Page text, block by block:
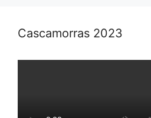
Cascamorras 2023